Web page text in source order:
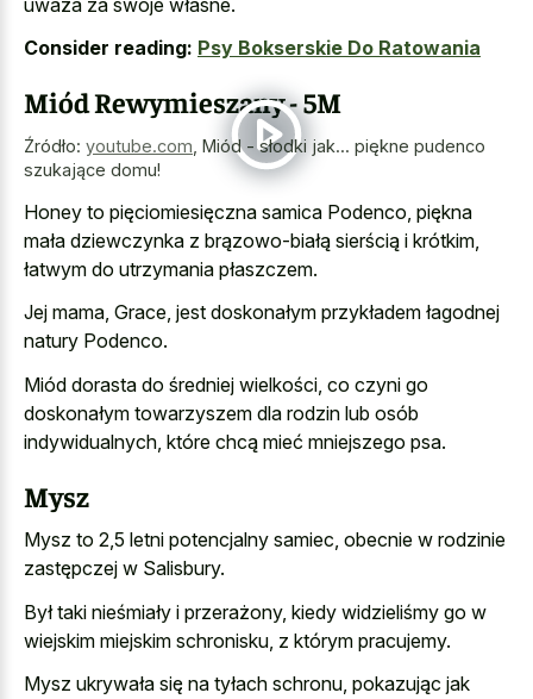
Consider reading: Psy Bokserskie Do Ratowania
Miód Rewymieszany - 5M
Źródło: youtube.com Miód - słodki jak... piękne pudenco
szukające domu!
Honey to pięciomiesięczna samica Podenco, piękna
mała dziewczynka z brązowo-białą sierścią i krótkim,
łatwym do utrzymania płaszczem.
Jej mama, Grace, jest doskonałym przykładem łagodnej
natury Podenco.
Miód dorasta do średniej wielkości, co czyni go
doskonałym towarzyszem dla rodzin lub osób
indywidualnych, które chcą mieć mniejszego psa.
Mysz
Mysz to 2,5 letni potencjalny samiec, obecnie w rodzinie
zastępczej w Salisbury.
Był taki nieśmiały i przerażony, kiedy widzieliśmy go w
wiejskim miejskim schronisku, z którym pracujemy.
Mysz ukrywała się na tyłach schronu, pokazując jak